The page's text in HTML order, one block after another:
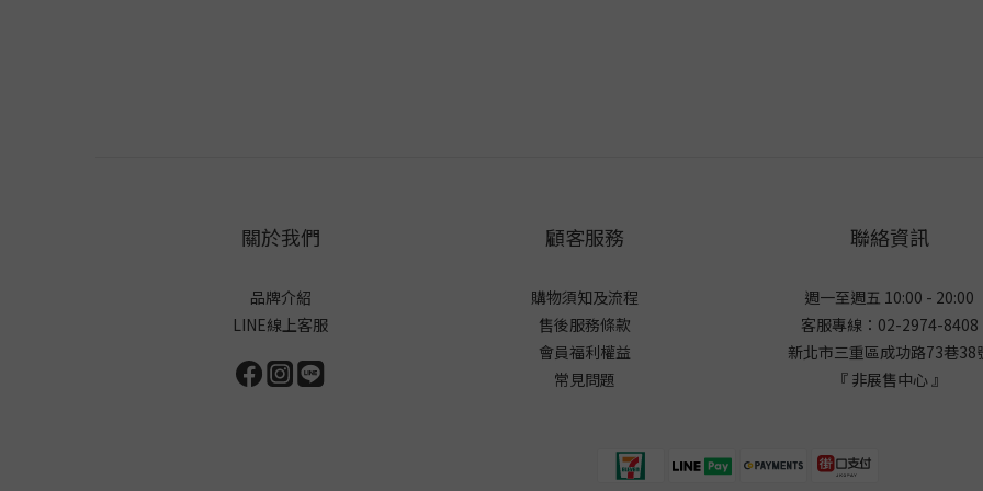
關於我們
品牌介紹
LINE線上客服
顧客服務
購物須知及流程
售後服務條款
會員福利權益
常見問題
聯絡資訊
週一至週五 10:00 - 20:00
客服專線：02-2974-8408
新北市三重區成功路73巷38
『 非展售中心 』